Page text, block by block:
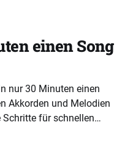
einen Song
nur 30 Minuten einen
Akkorden und Melodien
für schnellen